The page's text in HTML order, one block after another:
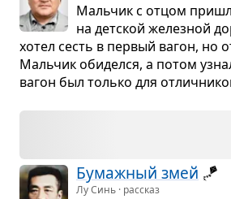
Маль­чик с отцом
на дет­ской желез­ной
хотел сесть в пер­вый вагон, но
Маль­чик оби­делся, а потом
вагон был только для
Бумаж­ный змей 🪁
Лу Синь · рассказ